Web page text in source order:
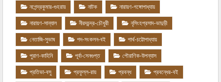
নগেন্দ্রকুমার-গুহরায়
নাটক
নারায়ণ-গঙ্গোপাধ্যায়
নারায়ণ-সান্যাল
নীরদচন্দ্র-চৌধুরী
নৃসিংহপ্রসাদ-ভাদুড়ী
নেতাজি-সুভাষ
পদ-সংকলন-বই
পার্থ-চট্টোপাধ্যায়
পুরাণ-কাহিনি
পূর্বা-সেনগুপ্ত
পৌরাণিক-উপন্যাস
প্রতিভা-বসু
প্রফুল্ল-রায় প্রবন্ধ
প্রবন্ধের-বই